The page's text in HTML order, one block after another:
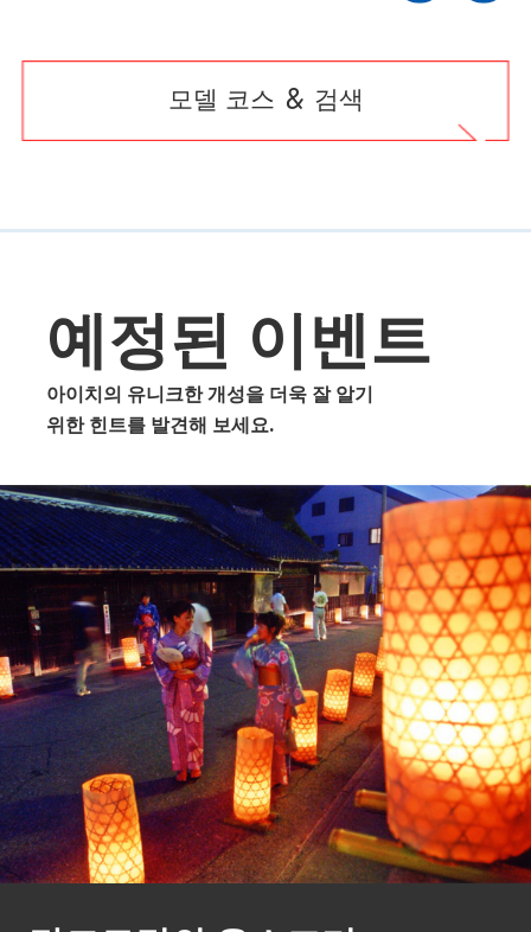
모델 코스 ＆ 검색
예정된 이벤트
아이치의 유니크한 개성을 더욱 잘 알기
위한 힌트를 발견해 보세요.